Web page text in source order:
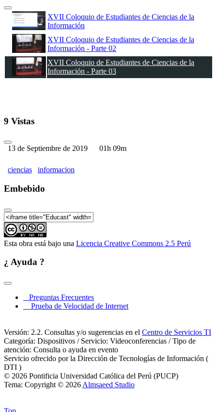
XVII Coloquio de Estudiantes de Ciencias de la
Información
XVII Coloquio de Estudiantes de Ciencias de la
Información - Parte 02
XVII Coloquio de Estudiantes de Ciencias de la
Información - Parte 03
9 Vistas
13 de Septiembre de 2019 01h 09m
ciencias informacion
Embebido
Esta obra está bajo una Licencia Creative Commons 2.5 Perú
¿ Ayuda ?
Preguntas Frecuentes
Prueba de Velocidad de Internet
Versión: 2.2. Consultas y/o sugerencias en el Centro de Servicios TI
Categoría: Dispositivos / Servicio: Videoconferencias / Tipo de
atención: Consulta o ayuda en evento
Servicio ofrecido por la Dirección de Tecnologías de Información (
DTI )
© 2026 Pontificia Universidad Católica del Perú (PUCP)
Tema: Copyright © 2026 Almsaeed Studio